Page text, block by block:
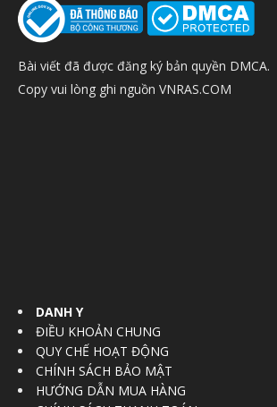
Bài viết đã được đăng ký bản quyền DMCA.
Copy vui lòng ghi nguồn VNRAS.COM
DANH Y
ĐIỀU KHOẢN CHUNG
QUY CHẾ HOẠT ĐỘNG
CHÍNH SÁCH BẢO MẬT
HƯỚNG DẪN MUA HÀNG